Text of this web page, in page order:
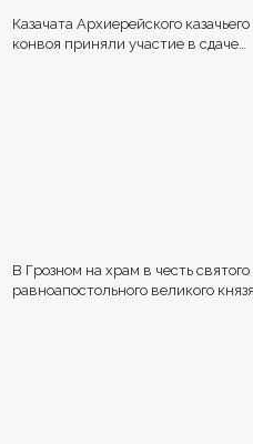
Казачата Архиерейского казачьего
конвоя приняли участие в сдаче
В Грозном на храм в честь святого
равноапостольного великого князя